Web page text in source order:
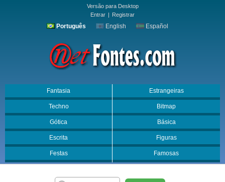
Versão para Desktop
Entrar | Registrar
Português English Español
Fantasia Estrangeiras
Techno Bitmap
Gótica Básica
Escrita Figuras
Festas Famosas